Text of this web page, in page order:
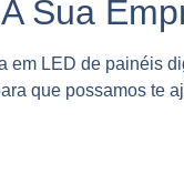
Sua
LED de painéis
que possamos te